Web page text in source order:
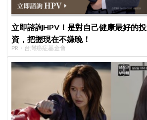
立即諮詢HPV！是對自己健康最好的投
資，把握現在不嫌晚！
PR・台灣癌症基金會